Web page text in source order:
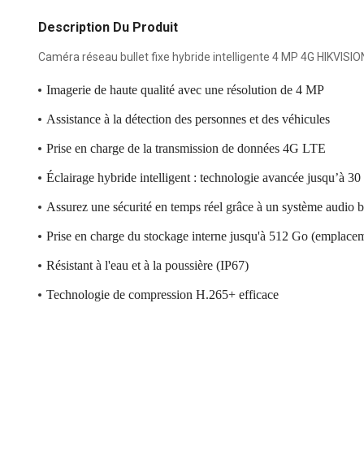
Description Du Produit
Caméra réseau bullet fixe hybride intelligente 4 MP 4G
Imagerie de haute qualité avec une résolution de 4 MP
Assistance à la détection des personnes et des véhicules
Prise en charge de la transmission de données 4G LTE
Éclairage hybride intelligent : technologie avancée jusqu’à 30
Assurez une sécurité en temps réel grâce à un système audio
Prise en charge du stockage interne jusqu'à 512 Go
Résistant à l'eau et à la poussière (IP67)
Technologie de compression H.265+ efficace